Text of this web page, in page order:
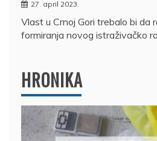
27. april 2023.
Vlast u Crnoj Gori trebalo bi da
formiranja novog istraživačko
HRONIKA